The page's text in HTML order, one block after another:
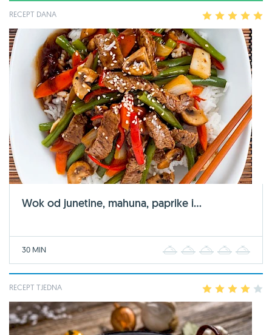
RECEPT DANA 2 3 4
Wok od junetine, mahuna, paprike i...
30 MIN 2 3 4
RECEPT TJEDNA 2 3 4